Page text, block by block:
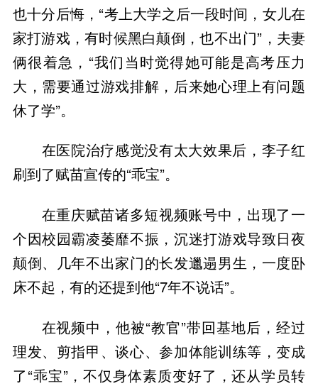
也十分后悔，“考上大学之后一段时间，女儿在
家打游戏，有时候黑白颠倒，也不出门”，夫妻
俩很着急，“我们当时觉得她可能是高考压力
大，需要通过游戏排解，后来她心理上有问题
休了学”。
在医院治疗感觉没有太大效果后，李子红
刷到了赋苗宣传的“乖宝”。
在重庆赋苗诸多短视频账号中，出现了一
个因校园霸凌萎靡不振，沉迷打游戏导致日夜
颠倒、几年不出家门的长发邋遢男生，一度卧
床不起，有的还提到他“7年不说话”。
在视频中，他被“教官”带回基地后，经过
理发、剪指甲、谈心、参加体能训练等，变成
了“乖宝”，不仅身体素质变好了，还从学员转